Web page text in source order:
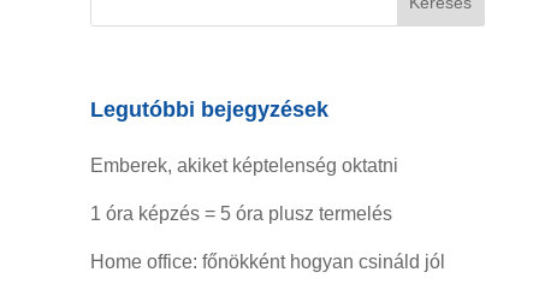
Legutóbbi bejegyzések
Emberek, akiket képtelenség oktatni
1 óra képzés = 5 óra plusz termelés
Home office: főnökként hogyan csináld jól